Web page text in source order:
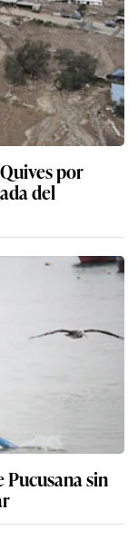
por
del
Pucusana sin